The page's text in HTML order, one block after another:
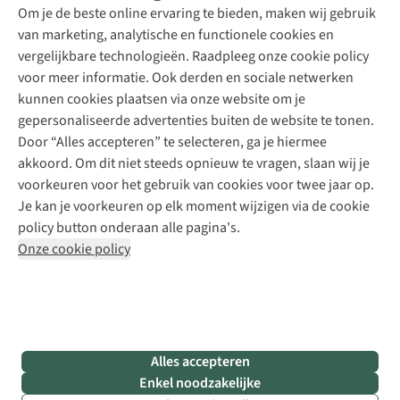
Om je de beste online ervaring te bieden, maken wij gebruik
van marketing, analytische en functionele cookies en
vergelijkbare technologieën. Raadpleeg onze cookie policy
voor meer informatie. Ook derden en sociale netwerken
kunnen cookies plaatsen via onze website om je
gepersonaliseerde advertenties buiten de website te tonen.
Door “Alles accepteren” te selecteren, ga je hiermee
akkoord. Om dit niet steeds opnieuw te vragen, slaan wij je
voorkeuren voor het gebruik van cookies voor twee jaar op.
Je kan je voorkeuren op elk moment wijzigen via de cookie
policy button onderaan alle pagina's.
Onze cookie policy
Alles accepteren
Enkel noodzakelijke
Schoenherstelling
Kledingherstelling
Retouches
Voor bedrijven
Explore Academy
Explore Camp
Gear Check
Inspiratie & advies
Meld je aan voor de nieuwsbrief
Follow us
Disclaimer Privacy Policy
Algemene voorwaarden
Cookie Policy